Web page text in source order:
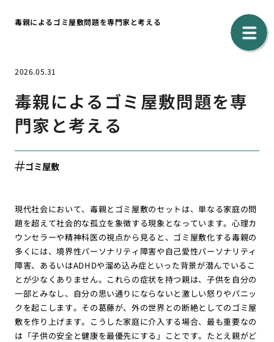
毒親によるゴミ屋敷問題を専門家と考える
2026.05.31
毒親によるゴミ屋敷問題を専
門家と考える
ゴミ屋敷
現代社会において、毒親とゴミ屋敷のセットは、単なる家庭の問
題を超えて社会的な孤立を象徴する現象となっています。心理カ
ウンセラーや精神科医の視点から見ると、ゴミ屋敷化する毒親の
多くには、境界性パーソナリティ障害や自己愛性パーソナリティ
障害、あるいはADHDや溜め込み症といった背景が潜んでいるこ
とが少なくありません。これらの症状を持つ親は、子供を自分の
一部とみなし、自分の思い通りにならないと激しい怒りやパニッ
クを起こします。その葛藤が、外の世界との断絶としてのゴミ屋
敷を作り上げます。こうした家庭に介入する場合、最も重要なの
は「子供の安全と健康を最優先にする」ことです。たとえ親がど